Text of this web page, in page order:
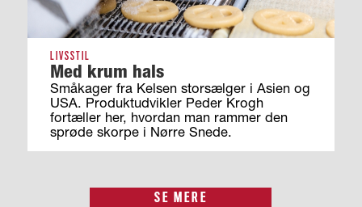
LIVSSTIL
Med krum hals
Småkager fra Kelsen storsælger i Asien og
USA. Produktudvikler Peder Krogh
fortæller her, hvordan man rammer den
sprøde skorpe i Nørre Snede.
SE MERE